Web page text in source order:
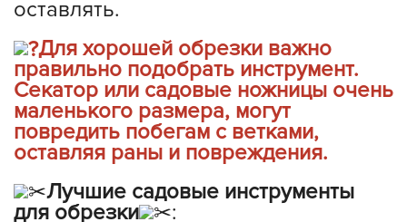
оставлять.
Для хорошей обрезки важно
правильно подобрать инструмент.
Секатор или садовые ножницы очень
маленького размера, могут
повредить побегам с ветками,
оставляя раны и повреждения.
Лучшие садовые инструменты
для обрезки :